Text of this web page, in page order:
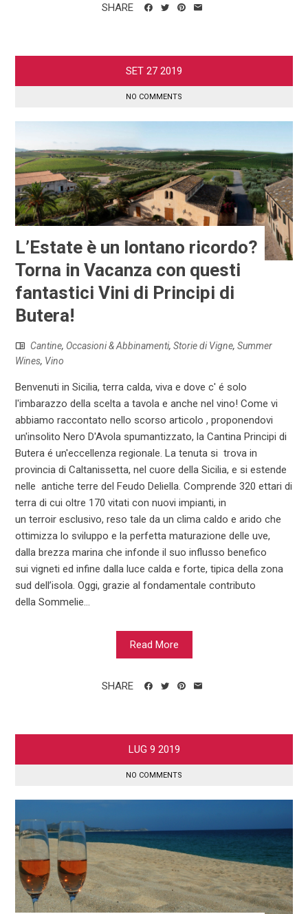
SHARE
SET 27 2019
NO COMMENTS
L’Estate è un lontano ricordo?
Torna in Vacanza con questi
fantastici Vini di Principi di
Butera!
Cantine, Occasioni & Abbinamenti,Storie di Vigne,Summer
Wines, Vino
Benvenuti in Sicilia, terra calda, viva e dove c' é solo
l'imbarazzo della scelta a tavola e anche nel vino! Come vi
abbiamo raccontato nello scorso articolo , proponendovi
un'insolito Nero D'Avola spumantizzato, la Cantina Principi di
Butera é un'eccellenza regionale. La tenuta si trova in
provincia di Caltanissetta, nel cuore della Sicilia, e si estende
nelle antiche terre del Feudo Deliella. Comprende 320 ettari di
terra di cui oltre 170 vitati con nuovi impianti, in
un terroir esclusivo, reso tale da un clima caldo e arido che
ottimizza lo sviluppo e la perfetta maturazione delle uve,
dalla brezza marina che infonde il suo influsso benefico
sui vigneti ed infine dalla luce calda e forte, tipica della zona
sud dell’isola. Oggi, grazie al fondamentale contributo
della Sommelie...
Read More
SHARE
LUG 9 2019
NO COMMENTS